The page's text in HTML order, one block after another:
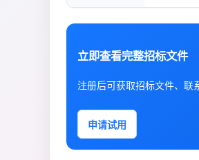
立即查看完整招标文件
注册后可获取招标文件、联
申请试用